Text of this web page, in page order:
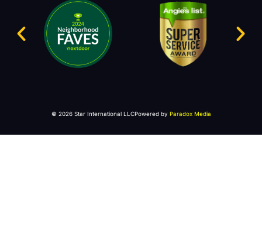
© 2026 Star International LLCPowered by Paradox Media